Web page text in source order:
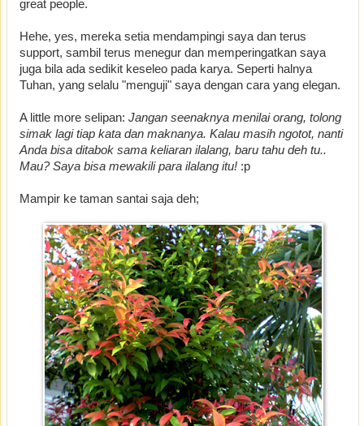
great people.
Hehe, yes, mereka setia mendampingi saya dan terus
support, sambil terus menegur dan memperingatkan saya
juga bila ada sedikit keseleo pada karya. Seperti halnya
Tuhan, yang selalu "menguji" saya dengan cara yang elegan.
A little more selipan: Jangan seenaknya menilai orang, tolong
simak lagi tiap kata dan maknanya. Kalau masih ngotot, nanti
Anda bisa ditabok sama keliaran ilalang, baru tahu deh tu..
Mau? Saya bisa mewakili para ilalang itu! :p
Mampir ke taman santai saja deh;